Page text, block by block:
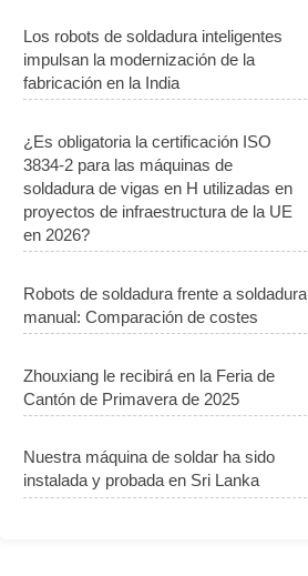
Los robots de soldadura inteligentes
impulsan la modernización de la
fabricación en la India
¿Es obligatoria la certificación ISO
3834-2 para las máquinas de
soldadura de vigas en H utilizadas en
proyectos de infraestructura de la UE
en 2026?
Robots de soldadura frente a soldadura
manual: Comparación de costes
Zhouxiang le recibirá en la Feria de
Cantón de Primavera de 2025
Nuestra máquina de soldar ha sido
instalada y probada en Sri Lanka